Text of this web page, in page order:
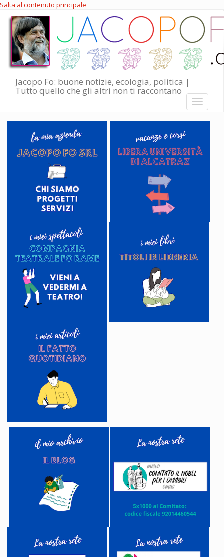
Salta al contenuto principale
Jacopo Fo: buone notizie, ecologia, politica |
Tutto quello che gli altri non ti raccontano
Toggle